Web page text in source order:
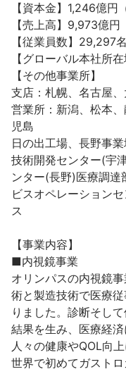
【資本金】1,246億円
【売上高】9,973億
【従業員数】29,297
【グローバル本社所
【その他事業所】
支店：札幌、名古屋
営業所：新潟、松本
児島
日の出工場、長野事
技術開発センター(宇
ンター(長野)医療調達
ビスオペレーション
ス
【事業内容】
■内視鏡事業
オリンパスの内視鏡
術と製造技術で医療
りました。診断そし
結果を生み、医療経
人々の健康やQOL向
世界で初めてガスト